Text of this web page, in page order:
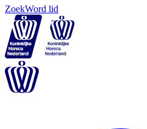
ZoekWord lid